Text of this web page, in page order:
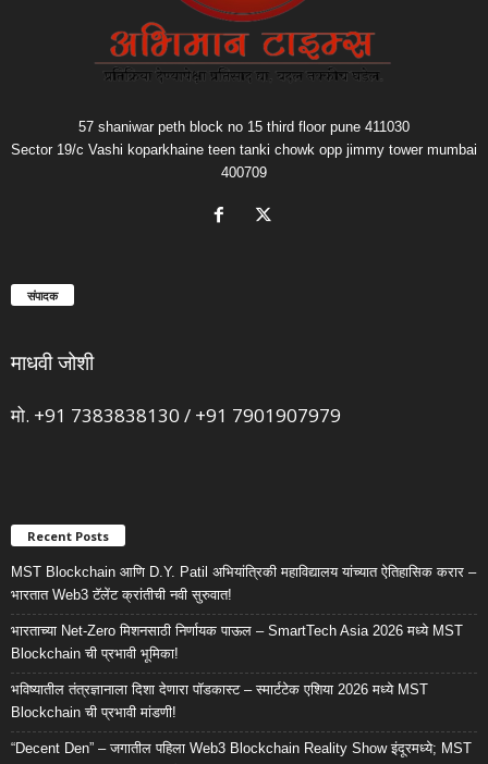
57 shaniwar peth block no 15 third floor pune 411030
Sector 19/c Vashi koparkhaine teen tanki chowk opp jimmy tower mumbai
400709
संपादक
माधवी जोशी
मो. +91 7383838130 / +91 7901907979
Recent Posts
MST Blockchain आणि D.Y. Patil अभियांत्रिकी महाविद्यालय यांच्यात ऐतिहासिक करार –
भारतात Web3 टॅलेंट क्रांतीची नवी सुरुवात!
भारताच्या Net-Zero मिशनसाठी निर्णायक पाऊल – SmartTech Asia 2026 मध्ये MST
Blockchain ची प्रभावी भूमिका!
भविष्यातील तंत्रज्ञानाला दिशा देणारा पॉडकास्ट – स्मार्टटेक एशिया 2026 मध्ये MST
Blockchain ची प्रभावी मांडणी!
“Decent Den” – जगातील पहिला Web3 Blockchain Reality Show इंदूरमध्ये; MST